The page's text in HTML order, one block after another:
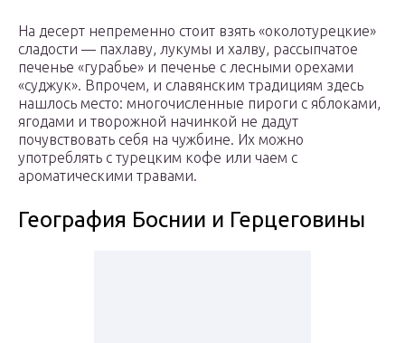
На десерт непременно стоит взять «околотурецкие»
сладости — пахлаву, лукумы и халву, рассыпчатое
печенье «гурабье» и печенье с лесными орехами
«суджук». Впрочем, и славянским традициям здесь
нашлось место: многочисленные пироги с яблоками,
ягодами и творожной начинкой не дадут
почувствовать себя на чужбине. Их можно
употреблять с турецким кофе или чаем с
ароматическими травами.
География Боснии и Герцеговины